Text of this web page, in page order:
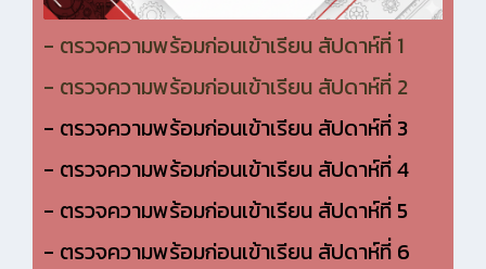
- ตรวจความพร้อมก่อนเข้าเรียน สัปดาห์ที่ 1
- ตรวจความพร้อมก่อนเข้าเรียน สัปดาห์ที่ 2
- ตรวจความพร้อมก่อนเข้าเรียน สัปดาห์ที่ 3
- ตรวจความพร้อมก่อนเข้าเรียน สัปดาห์ที่ 4
- ตรวจความพร้อมก่อนเข้าเรียน สัปดาห์ที่ 5
- ตรวจความพร้อมก่อนเข้าเรียน สัปดาห์ที่ 6